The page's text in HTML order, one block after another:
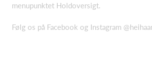
menupunktet Holdoversigt.
Følg os på Facebook og Instagram